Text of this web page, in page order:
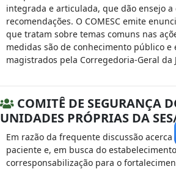
integrada e articulada, que dão ensejo a
recomendações. O COMESC emite
que tratam sobre temas comuns nas
medidas são de conhecimento público e
magistrados pela Corregedoria-Geral da
COMITÊ DE SEGURANÇA
UNIDADES PRÓPRIAS DA
Em razão da frequente discussão acerca
paciente e, em busca do
corresponsabilização para o